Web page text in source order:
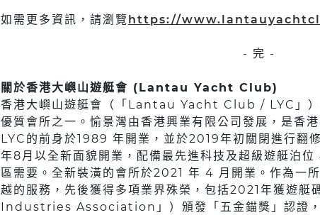
如需更多資訊，請瀏覽https://
- 完 -
關於香港大嶼山遊艇會 (Lantau Yacht Club)
香港大嶼山遊艇會（「Lantau Yacht Club / LYC」）
優質會所之一。愉景灣由香港興業有限公司發展，是香
LYC的前身於1989 年開業，並於2019年初關閉進行翻
年8月以全新面貌開業，配備最先進科技及超級遊艇泊位
區需要。全新裝潢的會所於2021 年 4 月開業。作為一
越的服務，先後獲得多項業界殊榮，包括2021年獲遊
Industries Association」）頒發「五金錨獎」認證